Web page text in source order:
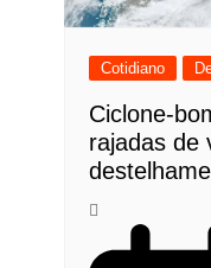
Cotidiano
Ciclone-
rajadas de